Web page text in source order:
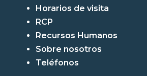
Horarios de visita
RCP
Recursos Humanos
Sobre nosotros
Teléfonos